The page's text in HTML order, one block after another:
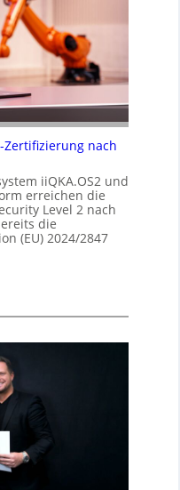
Zertifizierung nach
iiQKA.OS2 und
erreichen die
Level 2 nach
die
(EU) 2024/2847